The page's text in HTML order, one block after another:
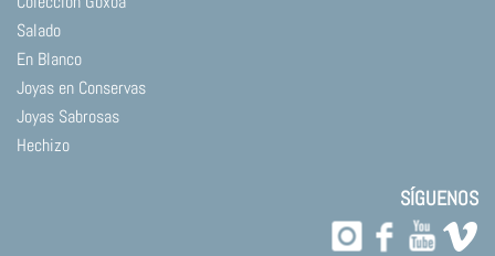
Salado
En Blanco
Joyas en Conservas
Joyas Sabrosas
Hechizo
SÍGUENOS